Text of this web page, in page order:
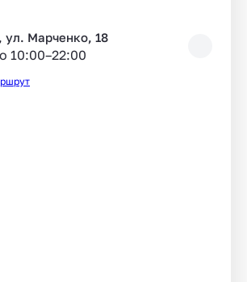
ул. Марченко, 18
10:00–22:00